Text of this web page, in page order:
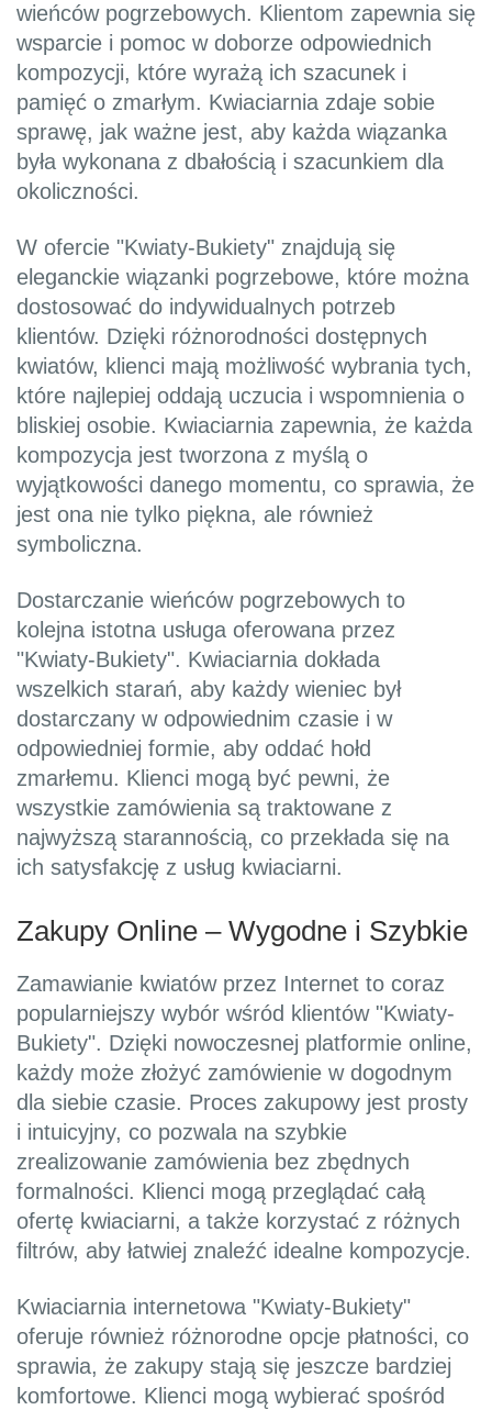
wieńców pogrzebowych. Klientom zapewnia się
wsparcie i pomoc w doborze odpowiednich
kompozycji, które wyrażą ich szacunek i
pamięć o zmarłym. Kwiaciarnia zdaje sobie
sprawę, jak ważne jest, aby każda wiązanka
była wykonana z dbałością i szacunkiem dla
okoliczności.
W ofercie "Kwiaty-Bukiety" znajdują się
eleganckie wiązanki pogrzebowe, które można
dostosować do indywidualnych potrzeb
klientów. Dzięki różnorodności dostępnych
kwiatów, klienci mają możliwość wybrania tych,
które najlepiej oddają uczucia i wspomnienia o
bliskiej osobie. Kwiaciarnia zapewnia, że każda
kompozycja jest tworzona z myślą o
wyjątkowości danego momentu, co sprawia, że
jest ona nie tylko piękna, ale również
symboliczna.
Dostarczanie wieńców pogrzebowych to
kolejna istotna usługa oferowana przez
"Kwiaty-Bukiety". Kwiaciarnia dokłada
wszelkich starań, aby każdy wieniec był
dostarczany w odpowiednim czasie i w
odpowiedniej formie, aby oddać hołd
zmarłemu. Klienci mogą być pewni, że
wszystkie zamówienia są traktowane z
najwyższą starannością, co przekłada się na
ich satysfakcję z usług kwiaciarni.
Zakupy Online – Wygodne i Szybkie
Zamawianie kwiatów przez Internet to coraz
popularniejszy wybór wśród klientów "Kwiaty-
Bukiety". Dzięki nowoczesnej platformie online,
każdy może złożyć zamówienie w dogodnym
dla siebie czasie. Proces zakupowy jest prosty
i intuicyjny, co pozwala na szybkie
zrealizowanie zamówienia bez zbędnych
formalności. Klienci mogą przeglądać całą
ofertę kwiaciarni, a także korzystać z różnych
filtrów, aby łatwiej znaleźć idealne kompozycje.
Kwiaciarnia internetowa "Kwiaty-Bukiety"
oferuje również różnorodne opcje płatności, co
sprawia, że zakupy stają się jeszcze bardziej
komfortowe. Klienci mogą wybierać spośród